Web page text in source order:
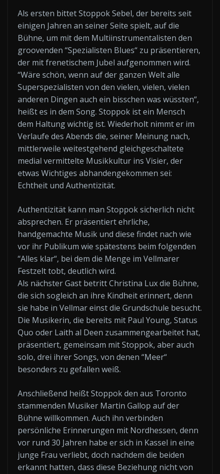
Als ersten bittet Stoppok Sebel, der bereits seit
einigen Jahren an seiner Seite spielt, auf die
Bühne, um mit dem Multiinstrumentalisten den
groovenden “Spezialisten Blues“ zu präsentieren,
der mit frenetischem Jubel aufgenommen wird.
“Wäre schön, wenn auf der ganzen Welt alle
Superspezialisten von den vielen, vielen, vielen
anderen Dingen auch ein bisschen was wüssten“,
heißt es in dem Song. Stoppok ist ein Mensch
dem Haltung wichtig ist. Wiederholt nimmt er im
Verlaufe des Abends die, seiner Meinung nach,
mittlerweile weitestgehend gleichgeschaltete
medial vermittelte Musikkultur ins Visier, der
etwas Wichtiges abhandengekommen sei:
Echtheit und Authentizität.
Authentizität kann man Stoppok sicherlich nicht
absprechen. Er präsentiert ehrliche,
handgemachte Musik und diese findet nach wie
vor ihr Publikum wie spätestens beim folgenden
“Alles klar“, bei dem die Menge im Vellmarer
Festzelt tobt, deutlich wird.
Als nächster Gast betritt Christina Lux die Bühne,
die sich sogleich an ihre Kindheit erinnert, denn
sie habe in Vellmar einst die Grundschule besucht.
Die Musikerin, die bereits mit Paul Young, Status
Quo oder Laith al Deen zusammengearbeitet hat,
präsentiert, gemeinsam mit Stoppok, aber auch
solo, drei ihrer Songs, von denen “Meer“
besonders zu gefallen weiß.
Anschließend heißt Stoppok den aus Toronto
stammenden Musiker Martin Gallop auf der
Bühne willkommen. Auch ihn verbinden
persönliche Erinnerungen mit Nordhessen, denn
vor rund 30 Jahren habe er sich in Kassel in eine
junge Frau verliebt, doch nachdem die beiden
erkannt hatten, dass diese Beziehung nicht von